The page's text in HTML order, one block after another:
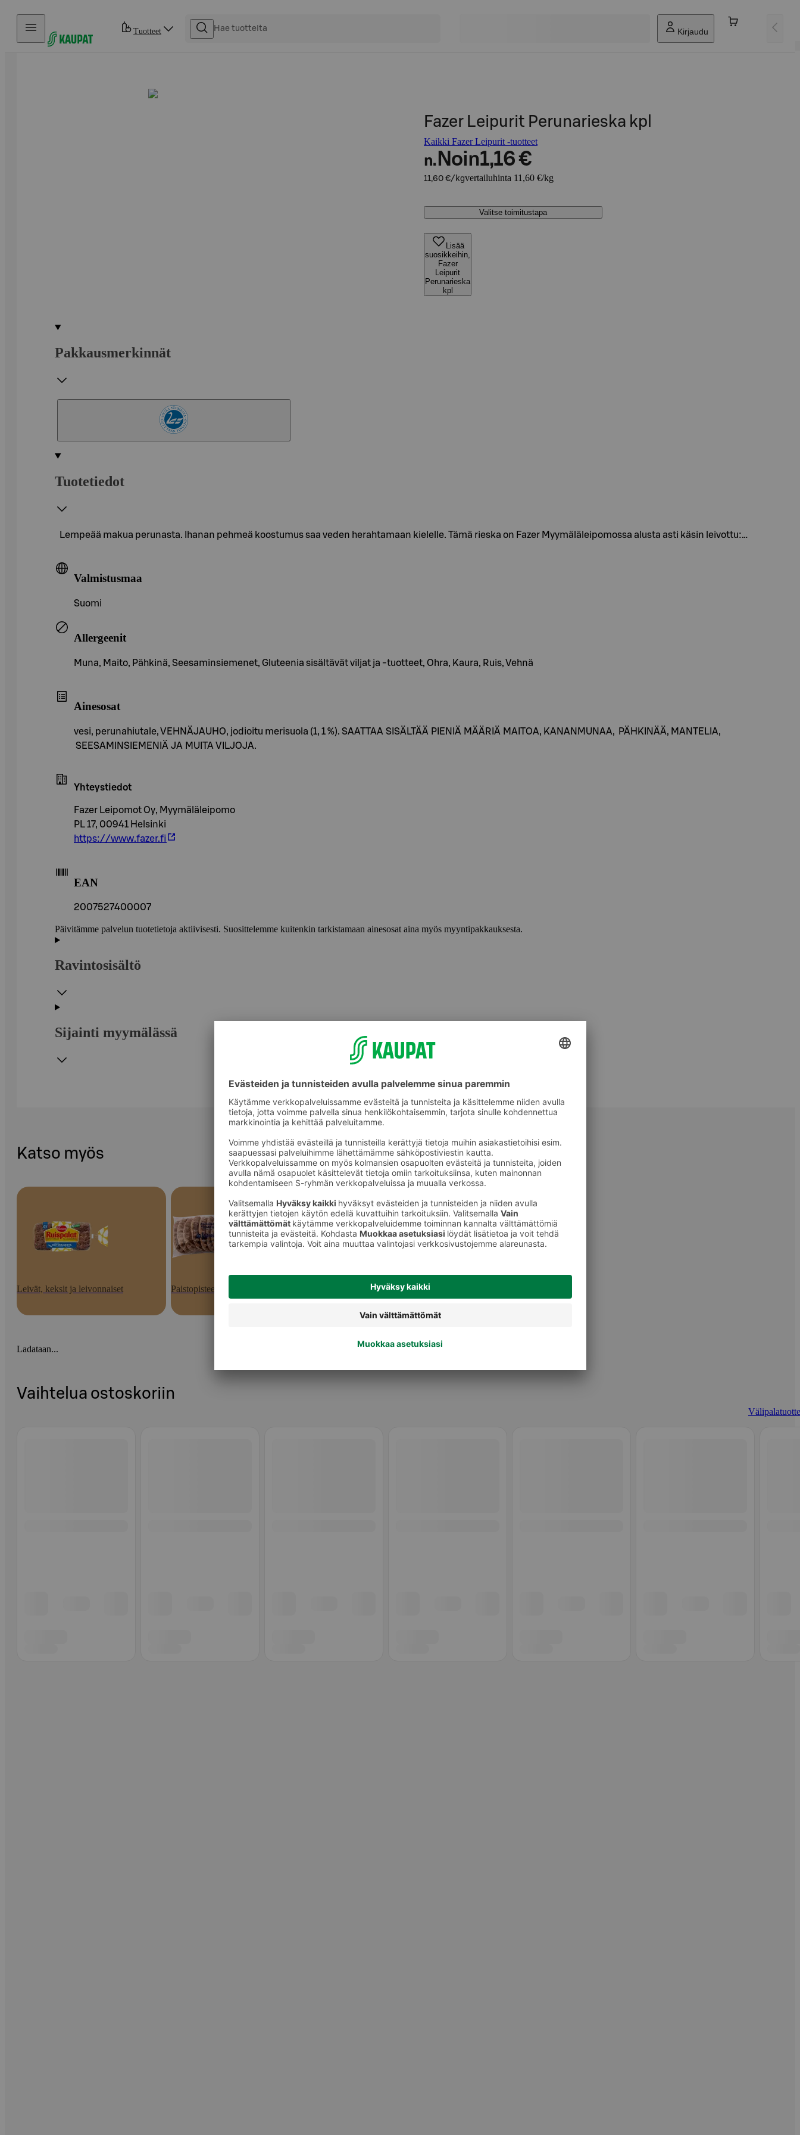
Hyppää sisältöön
Tuotteet Kirjaudu
Fazer Leipurit Perunarieska kpl
Kaikki Fazer Leipurit -tuotteet
n. Noin1,16 €
11,60 €/kgvertailuhinta 11,60 €/kg
Valitse toimitustapa
Lisää
suosikkeihin,
Fazer
Leipurit
Perunarieska
kpl
Pakkausmerkinnät
Tuotetiedot
Lempeää makua perunasta. Ihanan pehmeä koostumus saa veden herahtamaan kielelle. Tämä rieska on Fazer Myymäläleipomossa alusta asti käsin leivottu:…
Valmistusmaa
Suomi
Allergeenit
Muna, Maito, Pähkinä, Seesaminsiemenet, Gluteenia sisältävät viljat ja -tuotteet, Ohra, Kaura, Ruis, Vehnä
Ainesosat
vesi, perunahiutale, VEHNÄJAUHO, jodioitu merisuola (1, 1 %). SAATTAA SISÄLTÄÄ PIENIÄ MÄÄRIÄ MAITOA, KANANMUNAA, PÄHKINÄÄ, MANTELIA,
SEESAMINSIEMENIÄ JA MUITA VILJOJA.
Yhteystiedot
Fazer Leipomot Oy, Myymäläleipomo
PL 17, 00941 Helsinki
https://www.fazer.fi
EAN
2007527400007
Päivitämme palvelun tuotetietoja aktiivisesti. Suosittelemme kuitenkin tarkistamaan ainesosat aina myös myyntipakkauksesta.
Ravintosisältö
Sijainti myymälässä
Katso myös
Leivät, keksit ja leivonnaiset Paistopisteen tuotteet Välipalatuotteet
Ladataan...
Vaihtelua ostoskoriin